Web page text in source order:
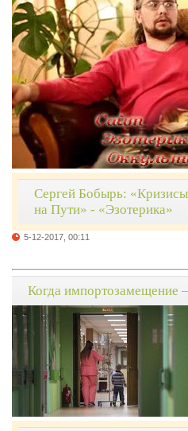
Сергей Бобырь:
на Пути» - «Эзотерика»
5-12-2017, 00:11
Когда импортозамещение